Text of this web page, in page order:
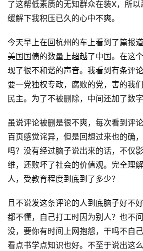
原
创
专
了这帮低素质的无知群众在装X，所
缓解下我积压已久的心中不爽。
今天早上在回杭州的车上看到了篇报
美国国债的数量上超越了中国。在这
现了很不和谐的声音。我看到有条评
要一党独权专政，腐败的党，害的我
民主。为了不被删除，中间还加了数
虽说评论被删是很不爽，每次看到评
百页感觉诧异，但是回想过来也的确
吗？没有经过脑子说出来的话，不仅
维，还败坏了社会的价值观。完全理
人，受教育程度到底到了多少？
且不说发这条评论的人到底脑子好不
都不懂，自己打工时因为别人？也不
没，要你有时间上网抱怨，干吗不自
看点书学点知识也好。不至于说出这